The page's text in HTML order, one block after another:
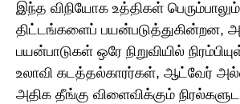
இந்த விநியோக உத்திகள்
திட்டங்களைப் பயன்படுத்துகின்றன,
பயன்பாடுகள் ஒரே நிறுவியில்
உலாவி கடத்தல்காரர்கள், ஆட்வேர்
அதிக தீங்கு விளைவிக்கும்